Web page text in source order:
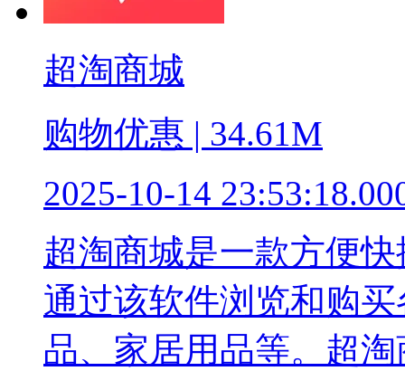
超淘商城
购物优惠 | 34.61M
2025-10-14
超淘商城是一款方便
通过该软件浏览和购
品、家居用品等。超